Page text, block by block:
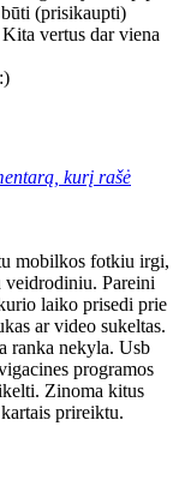
(prisikaupti)
vertus dar viena
kurį rašė
mobilkos fotkiu irgi,
Pareini
laiko prisedi prie
ar video sukeltas.
ranka nekyla. Usb
programos
Zinoma kitus
prireiktu.